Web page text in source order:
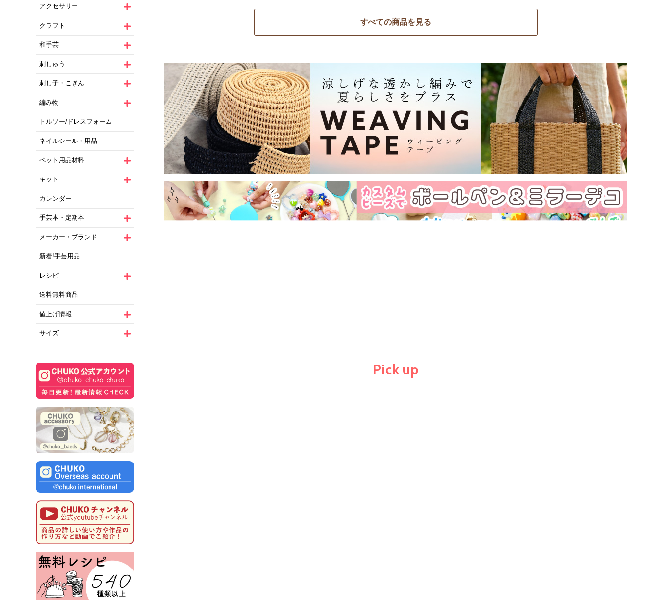
アクセサリー
クラフト
和手芸
刺しゅう
刺し子・こぎん
編み物
トルソー/ドレスフォーム
ネイルシール・用品
ペット用品材料
キット
カレンダー
手芸本・定期本
メーカー・ブランド
新着!手芸用品
レシピ
送料無料商品
値上げ情報
サイズ
すべての商品を見る